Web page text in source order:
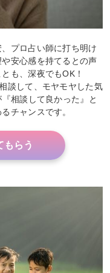
プロ占い師に打ち明け
安心感を持てるとの声
も、深夜でもOK！
談して、モヤモヤした気
相談して良かった』と
チャンスです。
もらう